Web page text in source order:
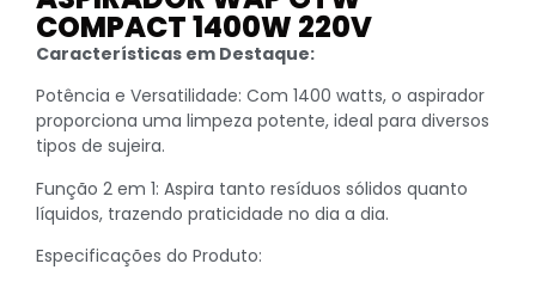
COMPACT 1400W 220V
Características em Destaque:
Potência e Versatilidade: Com 1400 watts, o aspirador
proporciona uma limpeza potente, ideal para diversos
tipos de sujeira.
Função 2 em 1: Aspira tanto resíduos sólidos quanto
líquidos, trazendo praticidade no dia a dia.
Especificações do Produto: